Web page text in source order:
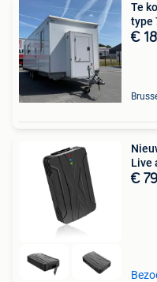
Te
type
€
Live
€